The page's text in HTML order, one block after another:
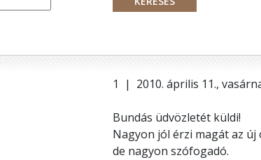
1 | 2010. április 11.,
Bundás üdvözletét küldi!
Nagyon jól érzi magát az
de nagyon szófogadó.